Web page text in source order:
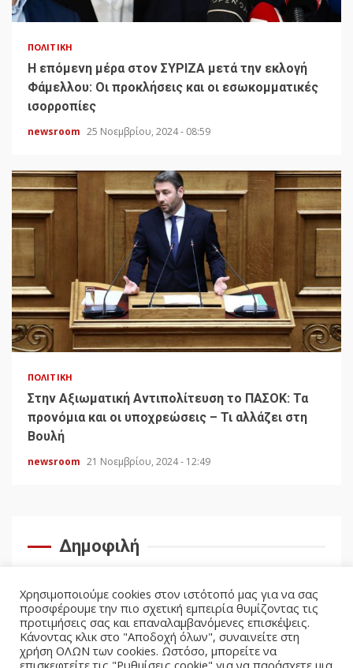
ΠΟΛΙΤΙΚΉ
H επόμενη μέρα στον ΣΥΡΙΖΑ μετά την εκλογή
Φάμελλου: Οι προκλήσεις και οι εσωκομματικές
ισορροπίες
newsroom 25 Νοεμβρίου, 2024 - 08:59
ΠΟΛΙΤΙΚΉ
Στην Αξιωματική Αντιπολίτευση το ΠΑΣΟΚ: Τα
προνόμια και οι υποχρεώσεις – Τι αλλάζει στη
Βουλή
newsroom 21 Νοεμβρίου, 2024 - 12:49
Δημοφιλή
Χρησιμοποιούμε cookies στον ιστότοπό μας για να σας
προσφέρουμε την πιο σχετική εμπειρία θυμίζοντας τις
προτιμήσεις σας και επαναλαμβανόμενες επισκέψεις.
Κάνοντας κλικ στο "Αποδοχή όλων", συναινείτε στη
χρήση ΟΛΩΝ των cookies. Ωστόσο, μπορείτε να
επισκεφτείτε τις "Ρυθμίσεις cookie" για να παράσχετε μια